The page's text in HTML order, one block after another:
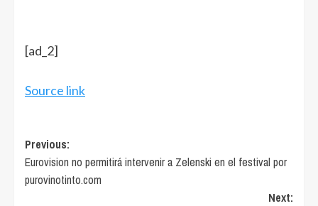
[ad_2]
Source link
Post
navigation
Previous:
Eurovision no permitirá intervenir a Zelenski en el festival por
purovinotinto.com
Next: